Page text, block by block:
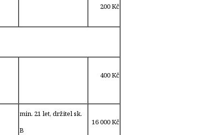
200 Kč
400 Kč
min. 21 let, držitel sk.
B
16 000 Kč